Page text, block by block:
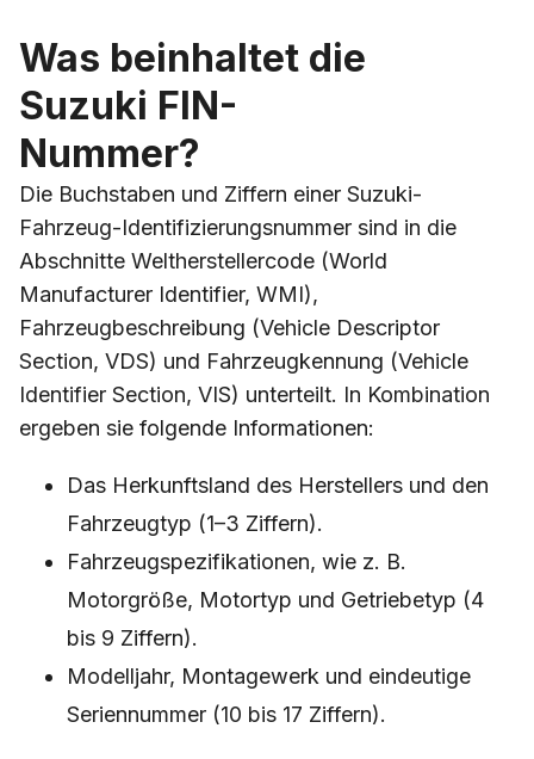
Was beinhaltet die
Suzuki FIN-
Nummer?
Die Buchstaben und Ziffern einer Suzuki-
Fahrzeug-Identifizierungsnummer sind in die
Abschnitte Weltherstellercode (World
Manufacturer Identifier, WMI),
Fahrzeugbeschreibung (Vehicle Descriptor
Section, VDS) und Fahrzeugkennung (Vehicle
Identifier Section, VIS) unterteilt. In Kombination
ergeben sie folgende Informationen:
Das Herkunftsland des Herstellers und den
Fahrzeugtyp (1–3 Ziffern).
Fahrzeugspezifikationen, wie z. B.
Motorgröße, Motortyp und Getriebetyp (4
bis 9 Ziffern).
Modelljahr, Montagewerk und eindeutige
Seriennummer (10 bis 17 Ziffern).